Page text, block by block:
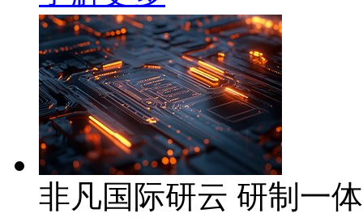
非凡国际研云 研制一